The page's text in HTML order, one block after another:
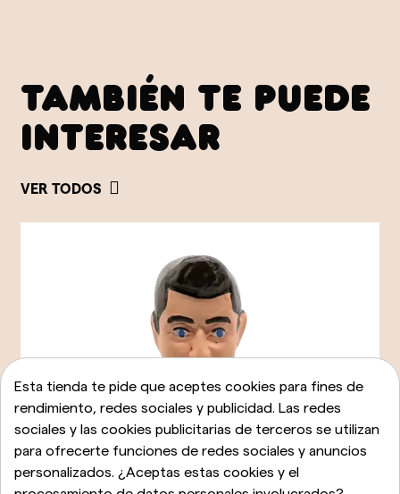
TAMBIÉN TE PUEDE
INTERESAR
VER TODOS
Esta tienda te pide que aceptes cookies para fines de
rendimiento, redes sociales y publicidad. Las redes
sociales y las cookies publicitarias de terceros se utilizan
para ofrecerte funciones de redes sociales y anuncios
personalizados. ¿Aceptas estas cookies y el